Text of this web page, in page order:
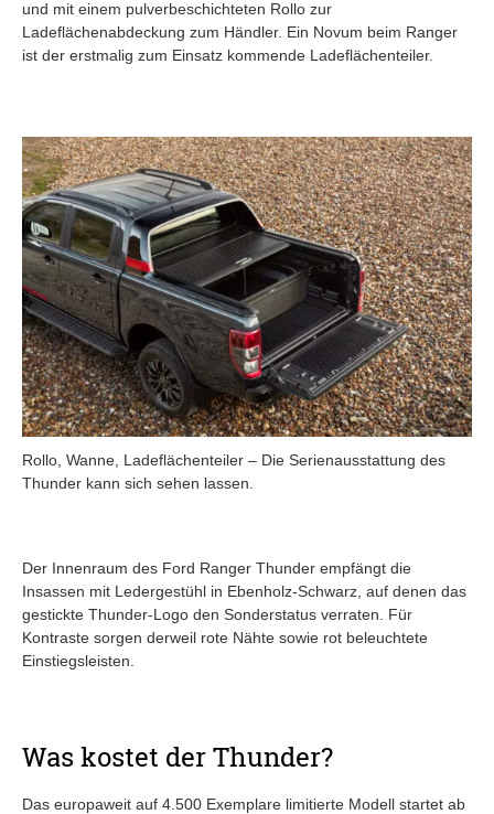
und mit einem pulverbeschichteten Rollo zur
Ladeflächenabdeckung zum Händler. Ein Novum beim Ranger
ist der erstmalig zum Einsatz kommende Ladeflächenteiler.
Rollo, Wanne, Ladeflächenteiler – Die Serienausstattung des
Thunder kann sich sehen lassen.
Der Innenraum des Ford Ranger Thunder empfängt die
Insassen mit Ledergestühl in Ebenholz-Schwarz, auf denen das
gestickte Thunder-Logo den Sonderstatus verraten. Für
Kontraste sorgen derweil rote Nähte sowie rot beleuchtete
Einstiegsleisten.
Was kostet der Thunder?
Das europaweit auf 4.500 Exemplare limitierte Modell startet ab